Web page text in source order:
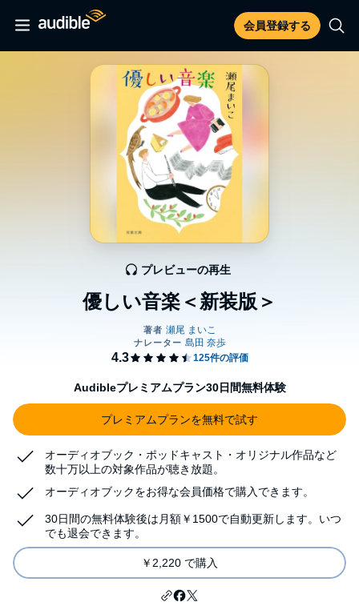
会員登録する
優しい音楽＜新装版＞
プレビューの再生
Audibleプレミアムプラン30日間無料体験
プレミアムプランを無料で試す
オーディオブック・ポッドキャスト・オリジナル作品など
数十万以上の対象作品が聴き放題。
オーディオブックをお得な会員価格で購入できます。
30日間の無料体験後は月額￥1500で自動更新します。いつ
でも退会できます。
￥2,220 で購入